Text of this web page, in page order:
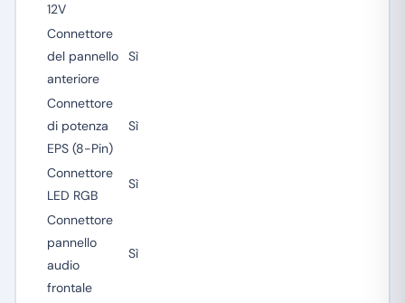
12V
Connettore
del pannello
anteriore
Sì
Connettore
di potenza
EPS (8-Pin)
Sì
Connettore
LED RGB
Sì
Connettore
pannello
audio
frontale
Sì